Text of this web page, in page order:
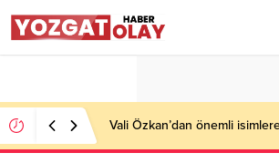
Vali Özkan’dan önemli